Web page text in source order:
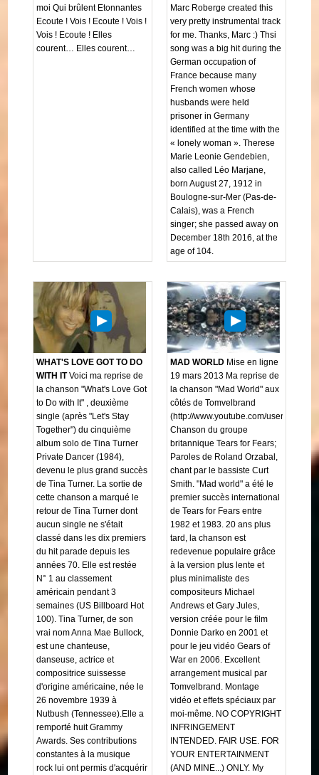
moi Qui brûlent Etonnantes
Ecoute ! Vois ! Ecoute ! Vois !
Vois ! Ecoute ! Elles
courent… Elles courent…
Marc Roberge created this
very pretty instrumental track
for me. Thanks, Marc :) Thsi
song was a big hit during the
German occupation of
France because many
French women whose
husbands were held
prisoner in Germany
identified at the time with the
« lonely woman ». Therese
Marie Leonie Gendebien,
also called Léo Marjane,
born August 27, 1912 in
Boulogne-sur-Mer (Pas-de-
Calais), was a French
singer; she passed away on
December 18th 2016, at the
age of 104.
WHAT'S LOVE GOT TO DO
WITH ITVoici ma reprise de
la chanson "What's Love Got
to Do with It" , deuxième
single (après "Let's Stay
Together") du cinquième
album solo de Tina Turner
Private Dancer (1984),
devenu le plus grand succès
de Tina Turner. La sortie de
cette chanson a marqué le
retour de Tina Turner dont
aucun single ne s'était
classé dans les dix premiers
du hit parade depuis les
années 70. Elle est restée
N° 1 au classement
américain pendant 3
semaines (US Billboard Hot
100). Tina Turner, de son
vrai nom Anna Mae Bullock,
est une chanteuse,
danseuse, actrice et
compositrice suissesse
d'origine américaine, née le
26 novembre 1939 à
Nutbush (Tennessee).Elle a
remporté huit Grammy
Awards. Ses contributions
constantes à la musique
rock lui ont permis d'acquérir
MAD WORLD Mise en ligne
19 mars 2013 Ma reprise de
la chanson "Mad World" aux
côtés de Tomvelbrand
(http://www.youtube.com/user/
Chanson du groupe
britannique Tears for Fears;
Paroles de Roland Orzabal,
chant par le bassiste Curt
Smith. "Mad world" a été le
premier succès international
de Tears for Fears entre
1982 et 1983. 20 ans plus
tard, la chanson est
redevenue populaire grâce
à la version plus lente et
plus minimaliste des
compositeurs Michael
Andrews et Gary Jules,
version créée pour le film
Donnie Darko en 2001 et
pour le jeu vidéo Gears of
War en 2006. Excellent
arrangement musical par
Tomvelbrand. Montage
vidéo et effets spéciaux par
moi-même. NO COPYRIGHT
INFRINGEMENT
INTENDED. FAIR USE. FOR
YOUR ENTERTAINMENT
(AND MINE...) ONLY. My